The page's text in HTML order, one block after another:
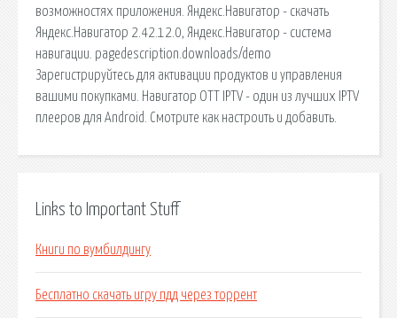
возможностях приложения. Яндекс.Навигатор - скачать
Яндекс.Навигатор 2.42.12.0, Яндекс.Навигатор - система
навигации. pagedescription.downloads/demo
Зарегистрируйтесь для активации продуктов и управления
вашими покупками. Навигатор ОТТ IPTV - один из лучших IPTV
плееров для Android. Смотрите как настроить и добавить.
Links to Important Stuff
Книги по вумбилдингу
Бесплатно скачать игру пдд через торрент